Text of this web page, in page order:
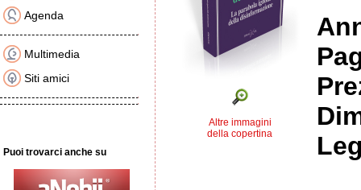
Agenda
Multimedia
Siti amici
Puoi trovarci anche su
Altre immagini
della copertina